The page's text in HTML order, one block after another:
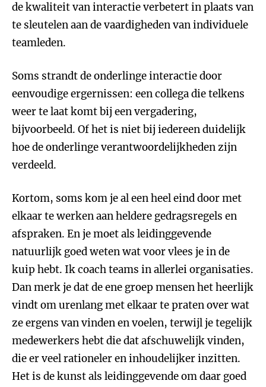
de kwaliteit van interactie verbetert in plaats van
te sleutelen aan de vaardigheden van individuele
teamleden.
Soms strandt de onderlinge interactie door
eenvoudige ergernissen: een collega die telkens
weer te laat komt bij een vergadering,
bijvoorbeeld. Of het is niet bij iedereen duidelijk
hoe de onderlinge verantwoordelijkheden zijn
verdeeld.
Kortom, soms kom je al een heel eind door met
elkaar te werken aan heldere gedragsregels en
afspraken. En je moet als leidinggevende
natuurlijk goed weten wat voor vlees je in de
kuip hebt. Ik coach teams in allerlei organisaties.
Dan merk je dat de ene groep mensen het heerlijk
vindt om urenlang met elkaar te praten over wat
ze ergens van vinden en voelen, terwijl je tegelijk
medewerkers hebt die dat afschuwelijk vinden,
die er veel rationeler en inhoudelijker inzitten.
Het is de kunst als leidinggevende om daar goed